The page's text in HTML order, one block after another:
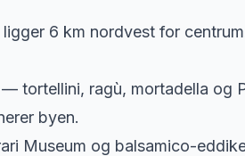
6 km nordvest for
tortellini, ragù, mortadella og
byen.
Museum og balsamico-